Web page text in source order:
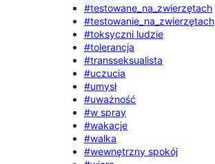
#testowane_na_zwierzętach
#testowanie_na_zwierzętach
#toksyczni ludzie
#tolerancja
#transseksualista
#uczucia
#umysł
#uważność
#w spray
#wakacje
#walka
#wewnętrzny spokój